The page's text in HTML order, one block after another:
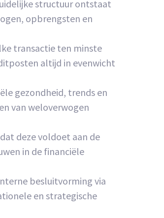
structuur ontstaat
opbrengsten en
transactie ten minste
altijd in evenwicht
gezondheid, trends en
van weloverwogen
deze voldoet aan de
in de financiële
besluitvorming via
en strategische